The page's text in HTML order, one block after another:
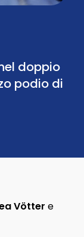
doppio
podio di
Vötter e